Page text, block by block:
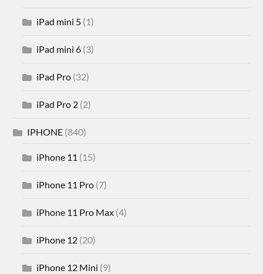
iPad mini 5 (1)
iPad mini 6 (3)
iPad Pro (32)
iPad Pro 2 (2)
IPHONE (840)
iPhone 11 (15)
iPhone 11 Pro (7)
iPhone 11 Pro Max (4)
iPhone 12 (20)
iPhone 12 Mini (9)